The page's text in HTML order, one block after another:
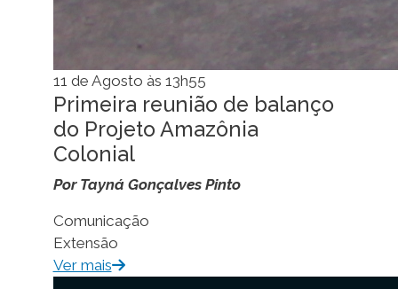
11 de Agosto às 13h55
Primeira reunião de balanço
do Projeto Amazônia
Colonial
Por Tayná Gonçalves Pinto
Comunicação
Extensão
Ver mais